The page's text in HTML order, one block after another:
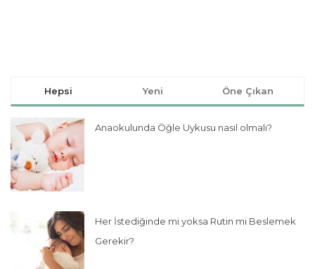
Hepsi Yeni Öne Çıkan
Anaokulunda Öğle Uykusu nasıl olmalı?
Her İstediğinde mi yoksa Rutin mi Beslemek
Gerekir?